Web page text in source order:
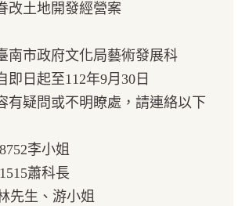
改土地開發經營案
南市政府文化局藝術發展科
即日起至112年9月30日
有疑問或不明瞭處，請連絡以下
李小姐
蕭科長
先生、游小姐